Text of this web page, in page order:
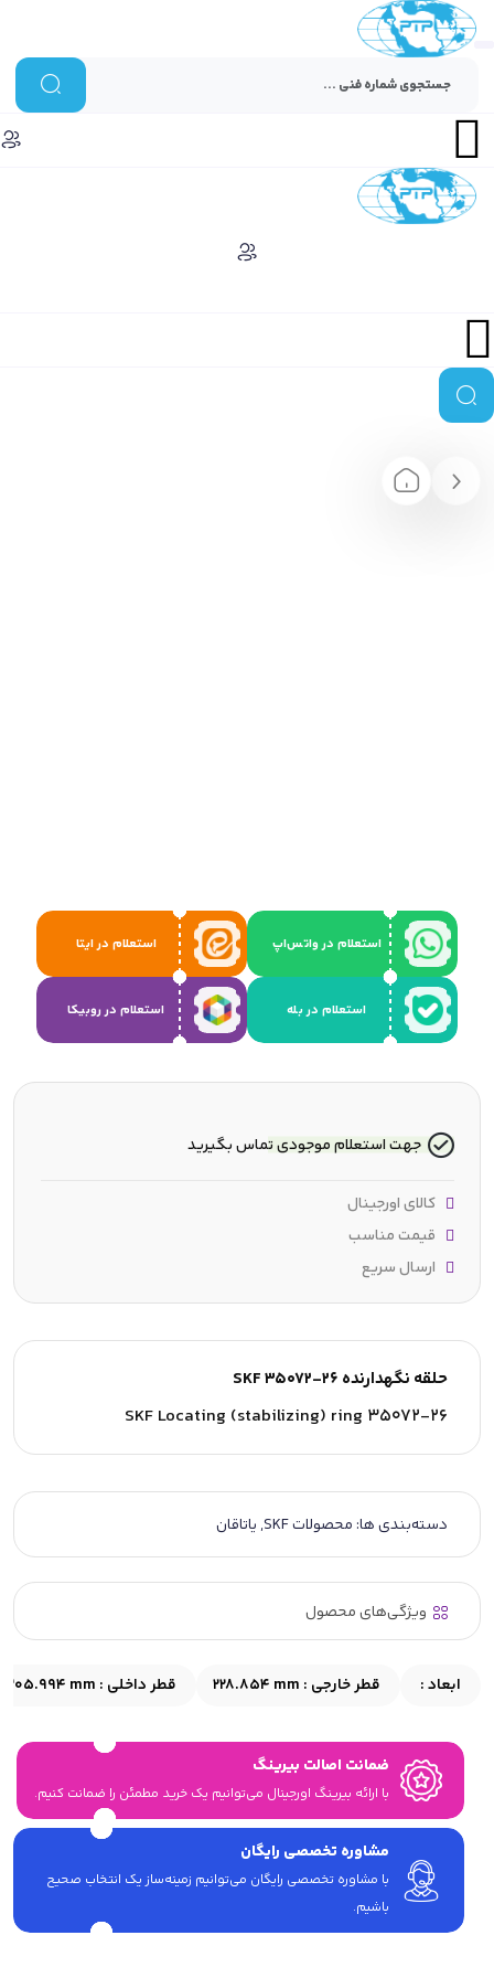
استعلام در واتس‌اپ استعلام در ایتا
استعلام در بله استعلام در روبیکا
حلقه نگهدارنده SKF 35072-26
SKF Locating (stabilizing) ring 35072-26
دسته‌بندی ها: محصولات SKF ,یاتاقان
ویژگی‌های محصول
ابعاد : قطر خارجی : 228.854 mm قطر داخلی : 205.994 mm
ضمانت اصالت بیرینگ
با ارائه بیرینگ اورجینال می‎‌توانیم یک خرید مطمئن را ضمانت کنیم.
مشاوره تخصصی رایگان
با مشاوره تخصصی رایگان می‌توانیم زمینه‌ساز یک انتخاب صحیح
باشیم.
جهت استعلام موجودی تماس بگیرید
کالای اورجینال
قیمت مناسب
ارسال سریع